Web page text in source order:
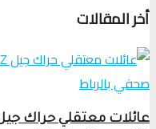
أخر المقالات